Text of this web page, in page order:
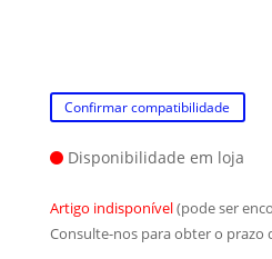
Confirmar compatibilidade
Disponibilidade em loja
Artigo indisponível(pode ser
Consulte-nos para obter o prazo